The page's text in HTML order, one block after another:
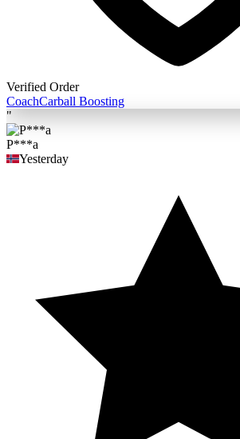
Verified Order
CoachCarball Boosting
"
P***a
Yesterday